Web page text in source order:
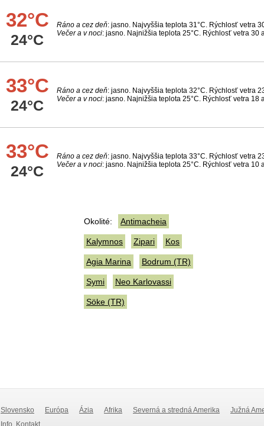
32°C
24°C
Ráno a cez deň: jasno. Najvyššia teplota 31°C. Rýchlosť vetra
Večer a v noci: jasno. Najnižšia teplota 25°C. Rýchlosť vetra 30
33°C
24°C
Ráno a cez deň: jasno. Najvyššia teplota 32°C. Rýchlosť vetra
Večer a v noci: jasno. Najnižšia teplota 25°C. Rýchlosť vetra 18
33°C
24°C
Ráno a cez deň: jasno. Najvyššia teplota 33°C. Rýchlosť vetra
Večer a v noci: jasno. Najnižšia teplota 25°C. Rýchlosť vetra 10
Okolité: Antimacheia
Kalymnos Zipari Kos
Agia Marina Bodrum (TR)
Symi Neo Karlovassi
Söke (TR)
Slovensko Európa Ázia Afrika Severná a stredná Amerika Južná
Info, Kontakt